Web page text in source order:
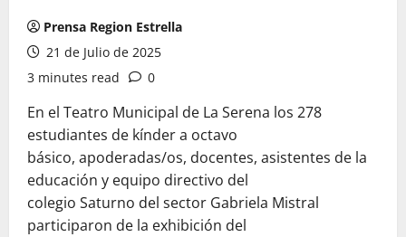
Prensa Region Estrella
21 de Julio de 2025
3 minutes read
0
En el Teatro Municipal de La Serena los 278
estudiantes de kínder a octavo
básico, apoderadas/os, docentes, asistentes de la
educación y equipo directivo del
colegio Saturno del sector Gabriela Mistral
participaron de la exhibición del